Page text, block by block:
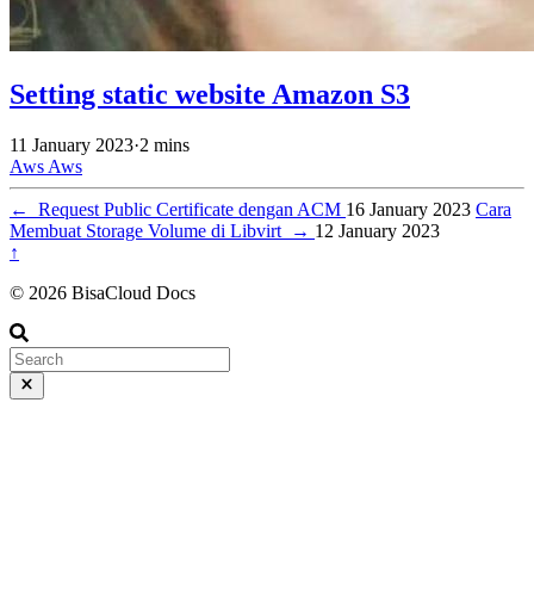
Setting static website Amazon S3
11 January 2023·2 mins
Aws Aws
← Request Public Certificate dengan ACM 16 January 2023 Cara
Membuat Storage Volume di Libvirt
→ 12 January 2023
↑
© 2026 BisaCloud Docs